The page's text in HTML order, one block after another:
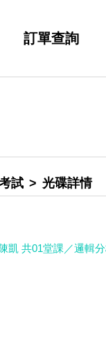
訂單查詢
試 光碟詳情
凱 共01堂課／邏輯